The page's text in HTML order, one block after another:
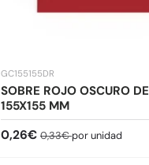
GC155155DR
SOBRE ROJO OSCURO DE
155X155 MM
Precio de venta
0,26€ Precio normal
0,33€por unidad